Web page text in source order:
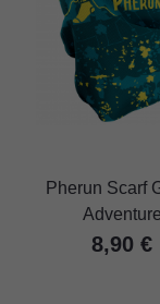
Pherun Scarf
Adventure
8,90 €